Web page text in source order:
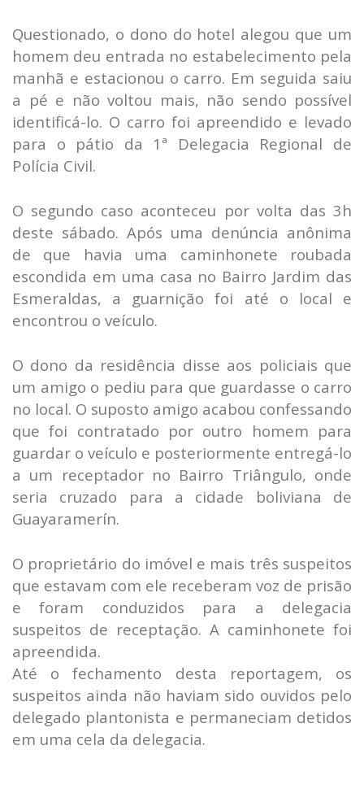
Questionado, o dono do hotel alegou que um
homem deu entrada no estabelecimento pela
manhã e estacionou o carro. Em seguida saiu
a pé e não voltou mais, não sendo possível
identificá-lo. O carro foi apreendido e levado
para o pátio da 1ª Delegacia Regional de
Polícia Civil.
O segundo caso aconteceu por volta das 3h
deste sábado. Após uma denúncia anônima
de que havia uma caminhonete roubada
escondida em uma casa no Bairro Jardim das
Esmeraldas, a guarnição foi até o local e
encontrou o veículo.
O dono da residência disse aos policiais que
um amigo o pediu para que guardasse o carro
no local. O suposto amigo acabou confessando
que foi contratado por outro homem para
guardar o veículo e posteriormente entregá-lo
a um receptador no Bairro Triângulo, onde
seria cruzado para a cidade boliviana de
Guayaramerín.
O proprietário do imóvel e mais três suspeitos
que estavam com ele receberam voz de prisão
e foram conduzidos para a delegacia
suspeitos de receptação. A caminhonete foi
apreendida.
Até o fechamento desta reportagem, os
suspeitos ainda não haviam sido ouvidos pelo
delegado plantonista e permaneciam detidos
em uma cela da delegacia.